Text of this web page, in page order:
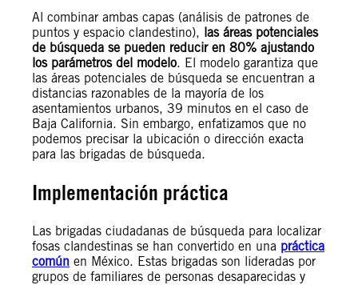
Al combinar ambas capas (análisis de patrones de
puntos y espacio clandestino), las áreas potenciales
de búsqueda se pueden reducir en 80% ajustando
los parámetros del modelo. El modelo garantiza que
las áreas potenciales de búsqueda se encuentran a
distancias razonables de la mayoría de los
asentamientos urbanos, 39 minutos en el caso de
Baja California. Sin embargo, enfatizamos que no
podemos precisar la ubicación o dirección exacta
para las brigadas de búsqueda.
Implementación práctica
Las brigadas ciudadanas de búsqueda para localizar
fosas clandestinas se han convertido en una práctica
común en México. Estas brigadas son lideradas por
grupos de familiares de personas desaparecidas y